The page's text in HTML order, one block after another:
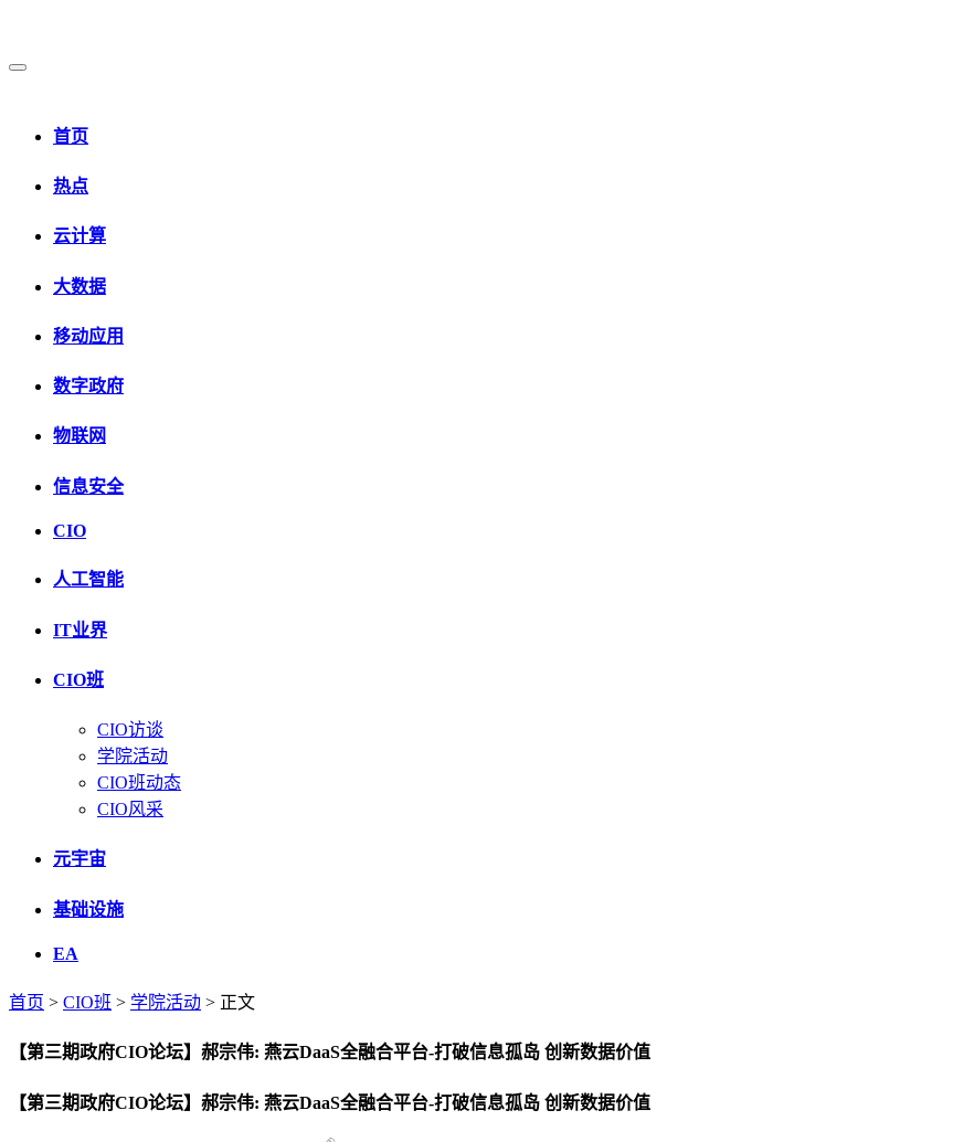
首页
热点
云计算
大数据
移动应用
数字政府
物联网
信息安全
CIO
人工智能
IT业界
CIO班
CIO访谈
学院活动
CIO班动态
CIO风采
元宇宙
基础设施
EA
首页 > CIO班 > 学院活动 > 正文
【第三期政府CIO论坛】郝宗伟: 燕云DaaS全融合平台-打破信息孤岛 创新数据价值
【第三期政府CIO论坛】郝宗伟: 燕云DaaS全融合平台-打破信息孤岛 创新数据价值